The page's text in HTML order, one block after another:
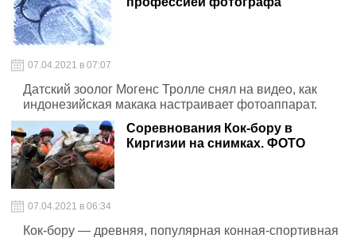
07.04.2021 в 07:07
Датский зоолог Могенс Тролле снял на видео, как
индонезийская макака настраивает фотоаппарат.
Соревнования Кок-бору в
Киргизии на снимках. ФОТО
07.04.2021 в 06:34
Кок-бору — древняя, популярная конная-спортивная